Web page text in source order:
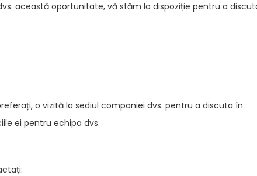
această oportunitate, vă stăm la dispoziție pentru a
o vizită la sediul companiei dvs. pentru a discuta în
ei pentru echipa dvs.